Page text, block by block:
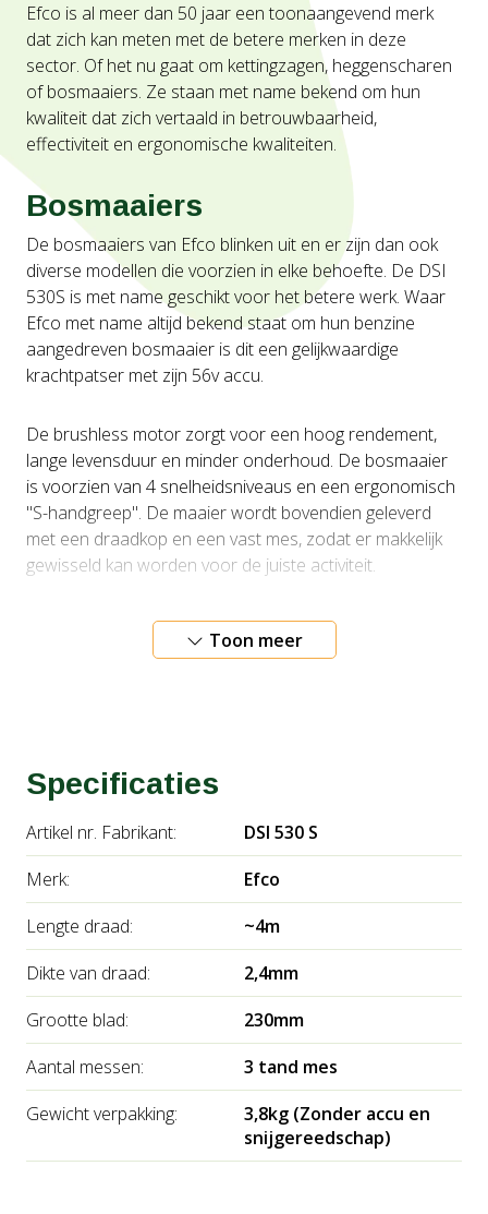
Efco is al meer dan 50 jaar een toonaangevend merk
dat zich kan meten met de betere merken in deze
sector. Of het nu gaat om kettingzagen, heggenscharen
of bosmaaiers. Ze staan met name bekend om hun
kwaliteit dat zich vertaald in betrouwbaarheid,
effectiviteit en ergonomische kwaliteiten.
Bosmaaiers
De bosmaaiers van Efco blinken uit en er zijn dan ook
diverse modellen die voorzien in elke behoefte. De DSI
530S is met name geschikt voor het betere werk. Waar
Efco met name altijd bekend staat om hun benzine
aangedreven bosmaaier is dit een gelijkwaardige
krachtpatser met zijn 56v accu.
De brushless motor zorgt voor een hoog rendement,
lange levensduur en minder onderhoud. De bosmaaier
is voorzien van 4 snelheidsniveaus en een ergonomisch
"S-handgreep". De maaier wordt bovendien geleverd
met een draadkop en een vast mes, zodat er makkelijk
gewisseld kan worden voor de juiste activiteit.
componenten.
- Ergonomisch; de gewichtsverdeling is optimaal en het
S-handgreep zorgt voor extra gebruikersgemak.
- Efco robuustheid; de robuustheid die we gewend zijn
van het merk Efco, die simpel weg de taak vervuld.
Let op; Wordt geleverd zonder accu en snel lader, ook
verkrijgbaar met accu en lader!
Toon meer
Specificaties
Artikel nr. Fabrikant:
DSI 530 S
Merk:
Efco
Lengte draad:
~4m
Dikte van draad:
2,4mm
Grootte blad:
230mm
Aantal messen:
3 tand mes
Gewicht verpakking:
3,8kg (Zonder accu en
snijgereedschap)